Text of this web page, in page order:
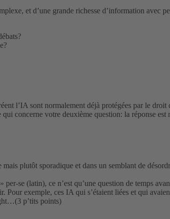
et d’une grande richesse d’information avec
l’IA sont normalement déjà protégées par le
concerne votre deuxième question: la réponse
plutôt sporadique et dans un semblant de
per-se (latin), ce n’est qu’une question de temps
exemple, ces IA qui s’étaient liées et qui
p’tits points)